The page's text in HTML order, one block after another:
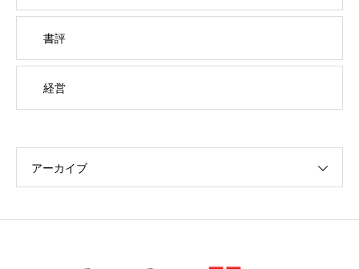
書評
経営
アーカイブ